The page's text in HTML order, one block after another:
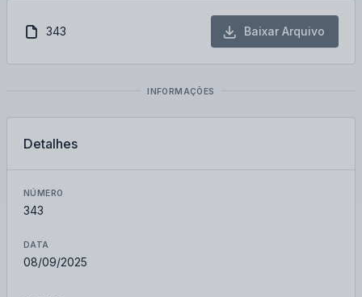
343 Baixar Arquivo
INFORMAÇÕES
Detalhes
NÚMERO
343
DATA
08/09/2025